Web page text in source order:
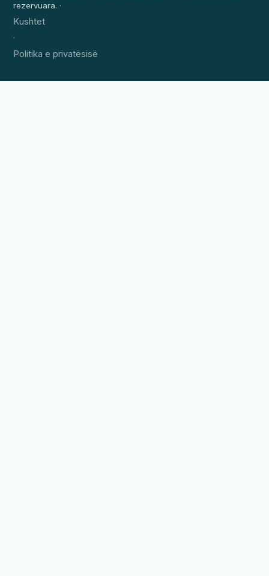
rezervuara. ·
Kushtet
·
Politika e privatësisë